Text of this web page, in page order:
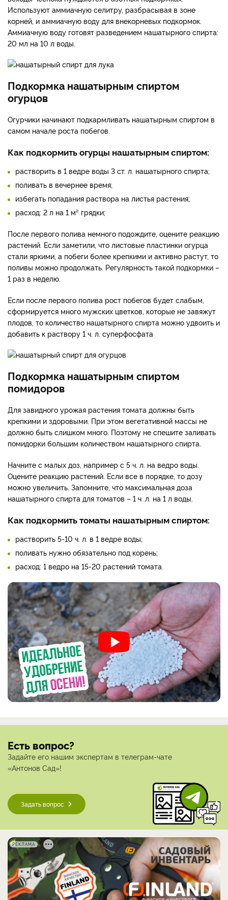
Используют аммиачную селитру, разбрасывая в зоне
корней, и аммиачную воду для внекорневых подкормок.
Аммиачную воду готовят разведением нашатырного спирта:
20 мл на 10 л воды.
Подкормка нашатырным спиртом
огурцов
Огурчики начинают подкармливать нашатырным спиртом в
самом начале роста побегов.
Как подкормить огурцы нашатырным спиртом:
растворить в 1 ведре воды 3 ст. л. нашатырного спирта;
поливать в вечернее время;
избегать попадания раствора на листья растения;
расход: 2 л на 1 м² грядки;
После первого полива немного подождите, оцените реакцию
растений. Если заметили, что листовые пластинки огурца
стали яркими, а побеги более крепкими и активно растут, то
поливы можно продолжать. Регулярность такой подкормки –
1 раз в неделю.
Если после первого полива рост побегов будет слабым,
сформируется много мужских цветков, которые не завяжут
плодов, то количество нашатырного спирта можно удвоить и
добавить к раствору 1 ч. л. суперфосфата
Подкормка нашатырным спиртом
помидоров
Для завидного урожая растения томата должны быть
крепкими и здоровыми. При этом вегетативной массы не
должно быть слишком много. Поэтому не спешите заливать
помидорки большим количеством нашатырного спирта.
Начните с малых доз, например с 5 ч. л. на ведро воды.
Оцените реакцию растений. Если все в порядке, то дозу
можно увеличить. Запомните, что максимальная доза
нашатырного спирта для томатов – 1 ч .л. на 1 л воды.
Как подкормить томаты нашатырным спиртом:
растворить 5-10 ч. л. в 1 ведре воды;
поливать нужно обязательно под корень;
расход: 1 ведро на 15-20 растений томата.
Есть вопрос?
Задайте его нашим экспертам в телеграм-чате
«Антонов Сад»!
Задать вопрос
РЕКЛАМА